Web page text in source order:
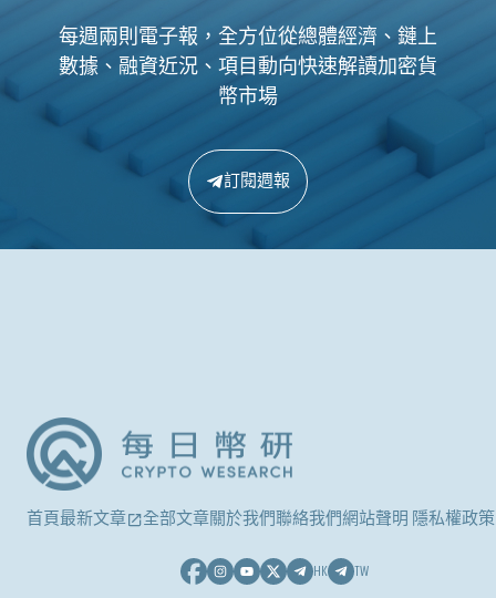
每週兩則電子報，全方位從總體經濟、鏈上
數據、融資近況、項目動向快速解讀加密貨
幣市場
訂閱週報
首頁最新文章 全部文章關於我們聯絡我們網站聲明 隱私權政策
HK TW